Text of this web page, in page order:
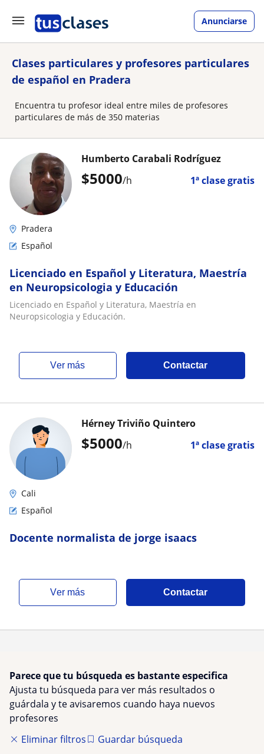
Anunciarse
Clases particulares y profesores particulares
de español en Pradera
Encuentra tu profesor ideal entre miles de profesores
particulares de más de 350 materias
$5000/h 1ª clase gratis
Humberto Carabali Rodríguez
Pradera
Español
Licenciado en Español y Literatura, Maestría
en Neuropsicologia y Educación
Licenciado en Español y Literatura, Maestría en
Neuropsicologia y Educación.
ver más Contactar
$5000/h 1ª clase gratis
Hérney Triviño Quintero
Cali
Español
Docente normalista de jorge isaacs
ver más Contactar
Parece que tu búsqueda es bastante especifica
Ajusta tu búsqueda para ver más resultados o
guárdala y te avisaremos cuando haya nuevos
profesores
Eliminar filtros
Guardar búsqueda